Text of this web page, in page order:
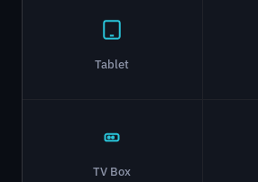
Tablet
TV Box